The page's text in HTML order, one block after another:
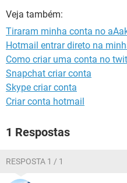
Veja também:
Tiraram minha conta no
Hotmail entrar direto na
Como criar uma conta no
Snapchat criar conta
Skype criar conta
Criar conta hotmail
1 Respostas
RESPOSTA 1 / 1